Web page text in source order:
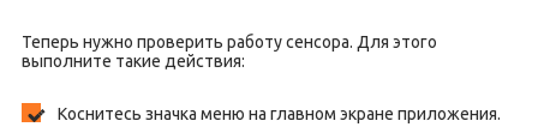
Теперь нужно проверить работу сенсора. Для этого
выполните такие действия:
Коснитесь значка меню на главном экране приложения.